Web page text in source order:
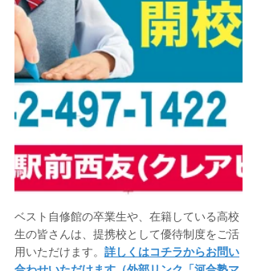
ベスト自修館の卒業生や、在籍している高校
生の皆さんは、提携校として優待制度をご活
用いただけます。 詳しくはコチラからお問い